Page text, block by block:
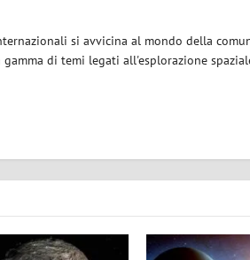
si avvicina al mondo della
di temi legati all'esplorazione